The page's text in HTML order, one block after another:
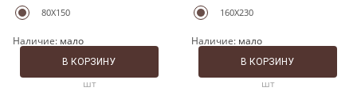
80X150
Наличие: мало
шт
В КОРЗИНУ
160X230
Наличие: мало
шт
В КОРЗИНУ